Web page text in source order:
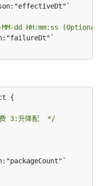
MM-dd HH:mm:ss
{
3:升降配  */